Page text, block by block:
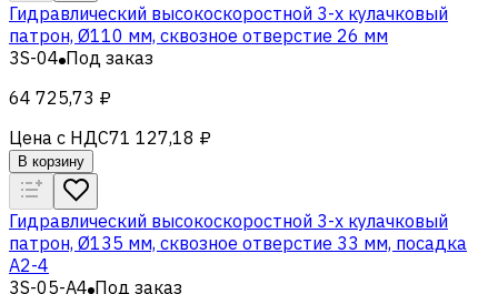
Гидравлический высокоскоростной 3-х кулачковый
патрон, Ø110 мм, сквозное отверстие 26 мм
3S-04 Под заказ
64 725,73 ₽
Цена с НДС71 127,18 ₽
В корзину
Гидравлический высокоскоростной 3-х кулачковый
патрон, Ø135 мм, сквозное отверстие 33 мм, посадка
A2-4
3S-05-A4 Под заказ